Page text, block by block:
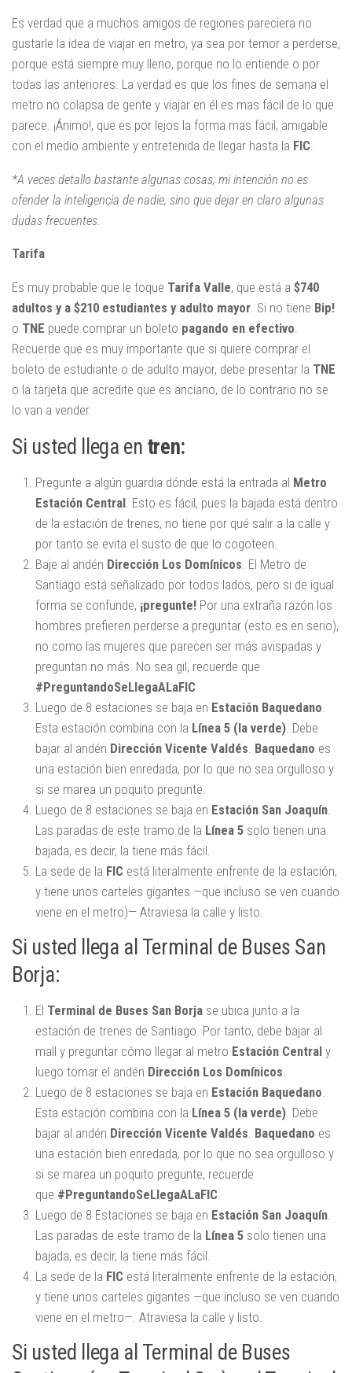
Es verdad que a muchos amigos de regiones pareciera no
gustarle la idea de viajar en metro, ya sea por temor a perderse,
porque está siempre muy lleno, porque no lo entiende o por
todas las anteriores. La verdad es que los fines de semana el
metro no colapsa de gente y viajar en él es mas fácil de lo que
parece. ¡Ánimo!, que es por lejos la forma mas fácil, amigable
con el medio ambiente y entretenida de llegar hasta la FIC.
*A veces detallo bastante algunas cosas; mi intención no es
ofender la inteligencia de nadie, sino que dejar en claro algunas
dudas frecuentes.
Tarifa
Es muy probable que le toque Tarifa Valle, que está a $740
adultos y a $210 estudiantes y adulto mayor. Si no tiene Bip!
o TNE puede comprar un boleto pagando en efectivo.
Recuerde que es muy importante que si quiere comprar el
boleto de estudiante o de adulto mayor, debe presentar la TNE
o la tarjeta que acredite que es anciano, de lo contrario no se
lo van a vender.
Si usted llega en tren:
Pregunte a algún guardia dónde está la entrada al Metro
Estación Central . Esto es fácil, pues la bajada está dentro
de la estación de trenes, no tiene por qué salir a la calle y
por tanto se evita el susto de que lo cogoteen.
Baje al andén Dirección Los Domínicos . El Metro de
Santiago está señalizado por todos lados, pero si de igual
forma se confunde, ¡pregunte! Por una extraña razón los
hombres prefieren perderse a preguntar (esto es en serio),
no como las mujeres que parecen ser más avispadas y
preguntan no más. No sea gil, recuerde que
#PreguntandoSeLlegaALaFIC
Luego de 8 estaciones se baja en Estación Baquedano
Esta estación combina con la Línea 5 (la verde) . Debe
bajar al andén Dirección Vicente Valdés Baquedano es
una estación bien enredada, por lo que no sea orgulloso y
si se marea un poquito pregunte.
Luego de 8 estaciones se baja en Estación San Joaquín
Las paradas de este tramo de la Línea 5 solo tienen una
bajada, es decir, la tiene más fácil.
La sede de la FIC está literalmente enfrente de la estación,
y tiene unos carteles gigantes —que incluso se ven cuando
viene en el metro)— Atraviesa la calle y listo.
Si usted llega al Terminal de Buses San
Borja:
El Terminal de Buses San Borja se ubica junto a la
estación de trenes de Santiago. Por tanto, debe bajar al
mall y preguntar cómo llegar al metro Estación Central y
luego tomar el andén Dirección Los Domínicos
Luego de 8 estaciones se baja en Estación Baquedano
Esta estación combina con la Línea 5 (la verde) . Debe
bajar al andén Dirección Vicente Valdés Baquedano es
una estación bien enredada, por lo que no sea orgulloso y
si se marea un poquito pregunte, recuerde
que #PreguntandoSeLlegaALaFIC
Luego de 8 Estaciones se baja en Estación San Joaquín
Las paradas de este tramo de la Línea 5 solo tienen una
bajada, es decir, la tiene más fácil.
La sede de la FIC está literalmente enfrente de la estación,
y tiene unos carteles gigantes —que incluso se ven cuando
viene en el metro—. Atraviesa la calle y listo.
Si usted llega al Terminal de Buses